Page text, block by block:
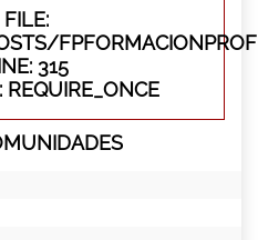
FILE:
315